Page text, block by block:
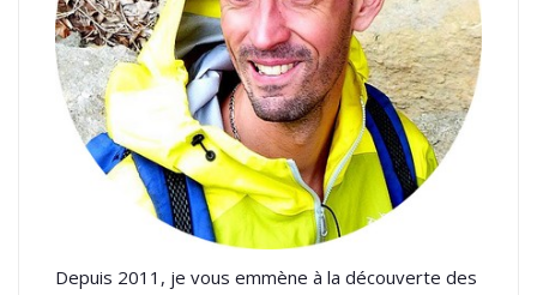
Depuis 2011, je vous emmène à la découverte des